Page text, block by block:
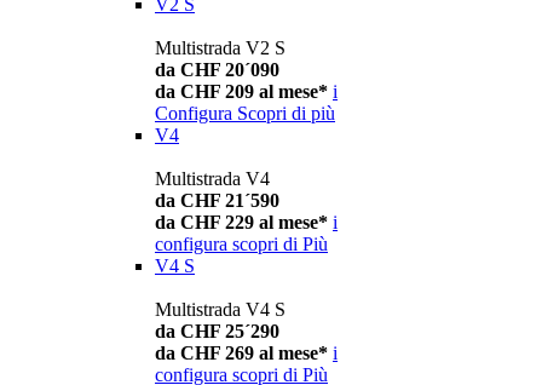
V2 S
Multistrada V2 S
da CHF 20´090
da CHF 209 al mese* i
Configura Scopri di più
V4
Multistrada V4
da CHF 21´590
da CHF 229 al mese* i
configura scopri di Più
V4 S
Multistrada V4 S
da CHF 25´290
da CHF 269 al mese* i
configura scopri di Più